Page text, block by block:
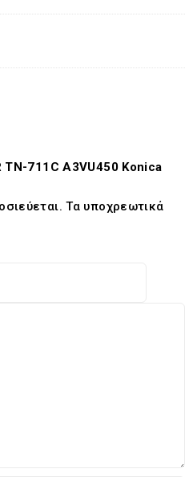
711C A3VU450 Konica
Τα υποχρεωτικά